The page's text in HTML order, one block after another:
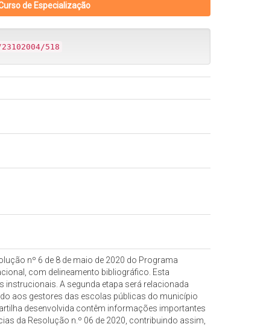
de Especialização
518
nº 6 de 8 de maio de 2020 do Programa
com delineamento bibliográfico. Esta
A segunda etapa será relacionada
aos gestores das escolas públicas do município
desenvolvida contêm informações importantes
da Resolução n.º 06 de 2020, contribuindo assim,